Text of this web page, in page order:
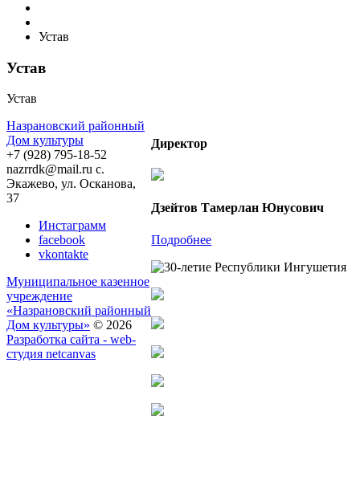
Устав
Устав
Устав
Директор
Дзейтов Тамерлан Юнусович
Подробнее
Назрановский районный
Дом культуры
+7 (928) 795-18-52
nazrrdk@mail.ru с.
Экажево, ул. Осканова,
37
Инстаграмм
facebook
vkontakte
Муниципальное казенное
учреждение
«Назрановский районный
Дом культуры» © 2026
Разработка сайта - web-
студия netcanvas